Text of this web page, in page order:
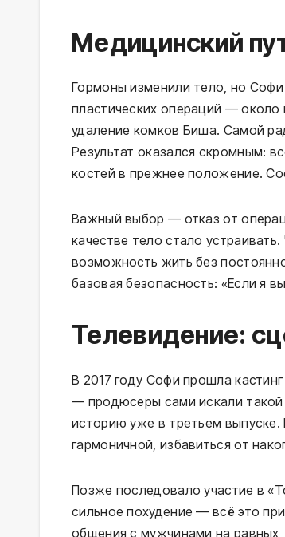
Медицинский
Гормоны изменили тело, но Софи
пластических операций — около
удаление комков Биша. Самой
Результат оказался скромным:
костей в прежнее положение.
Важный выбор — отказ от
качестве тело стало
возможность жить без
базовая безопасность: «Если я
Телевидение:
В 2017 году Софи прошла
— продюсеры сами искали такой
историю уже в третьем выпуске.
гармоничной, избавиться от
Позже последовало участие в
сильное похудение — всё это
общения с мужчинами на